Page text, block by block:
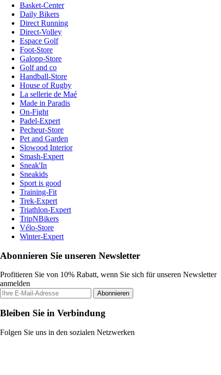
Basket-Center
Daily Bikers
Direct Running
Direct-Volley
Espace Golf
Foot-Store
Galopp-Store
Golf and co
Handball-Store
House of Rugby
La sellerie de Maé
Made in Paradis
On-Fight
Padel-Expert
Pecheur-Store
Pet and Garden
Slowood Interior
Smash-Expert
Sneak'In
Sneakids
Sport is good
Training-Fit
Trek-Expert
Triathlon-Expert
TripNBikers
Vélo-Store
Winter-Expert
Abonnieren Sie unseren Newsletter
Profitieren Sie von 10% Rabatt, wenn Sie sich für unseren Newsletter
anmelden
Abonnieren
Bleiben Sie in Verbindung
Folgen Sie uns in den sozialen Netzwerken